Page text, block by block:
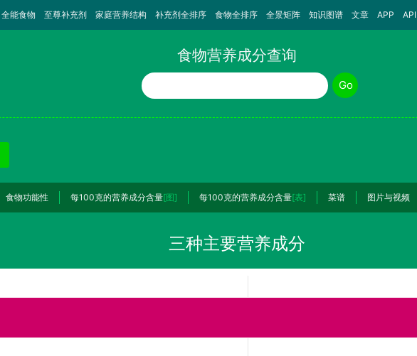
全能食物 至尊补充剂 家庭营养结构 补充剂全排序 食物全排序 全景矩阵 知识图谱 文章 APP API
食物营养成分查询
食物名称
Go
食物功能性 每100克的营养成分含量[图] 每100克的营养成分含量[表] 菜谱 图片与视频
三种主要营养成分